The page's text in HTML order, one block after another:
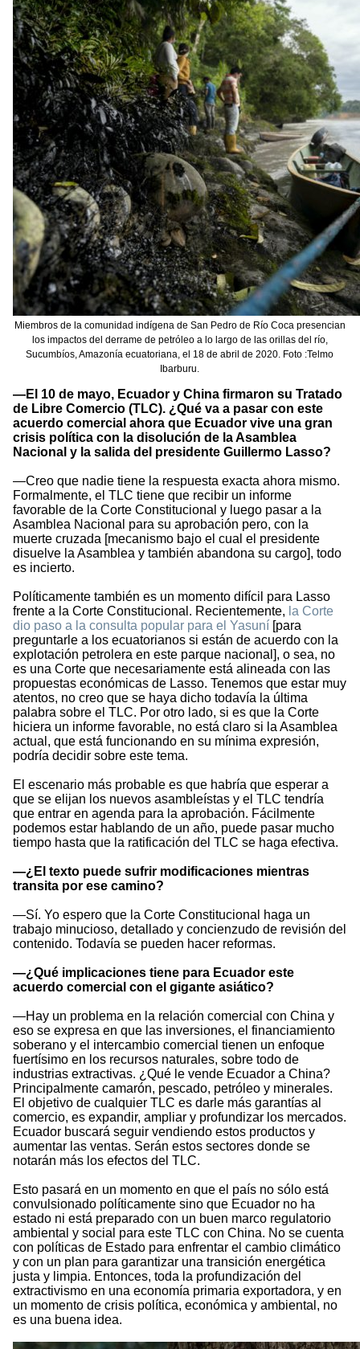
Miembros de la comunidad indígena de San Pedro de Río Coca presencian
los impactos del derrame de petróleo a lo largo de las orillas del río,
Sucumbíos, Amazonía ecuatoriana, el 18 de abril de 2020. Foto :Telmo
Ibarburu.
—El 10 de mayo, Ecuador y China firmaron su Tratado
de Libre Comercio (TLC). ¿Qué va a pasar con este
acuerdo comercial ahora que Ecuador vive una gran
crisis política con la disolución de la Asamblea
Nacional y la salida del presidente Guillermo Lasso?
—Creo que nadie tiene la respuesta exacta ahora mismo.
Formalmente, el TLC tiene que recibir un informe
favorable de la Corte Constitucional y luego pasar a la
Asamblea Nacional para su aprobación pero, con la
muerte cruzada [mecanismo bajo el cual el presidente
disuelve la Asamblea y también abandona su cargo], todo
es incierto.
Políticamente también es un momento difícil para Lasso
frente a la Corte Constitucional. Recientemente, la Corte
dio paso a la consulta popular para el Yasuní [para
preguntarle a los ecuatorianos si están de acuerdo con la
explotación petrolera en este parque nacional], o sea, no
es una Corte que necesariamente está alineada con las
propuestas económicas de Lasso. Tenemos que estar muy
atentos, no creo que se haya dicho todavía la última
palabra sobre el TLC. Por otro lado, si es que la Corte
hiciera un informe favorable, no está claro si la Asamblea
actual, que está funcionando en su mínima expresión,
podría decidir sobre este tema.
El escenario más probable es que habría que esperar a
que se elijan los nuevos asambleístas y el TLC tendría
que entrar en agenda para la aprobación. Fácilmente
podemos estar hablando de un año, puede pasar mucho
tiempo hasta que la ratificación del TLC se haga efectiva.
—¿El texto puede sufrir modificaciones mientras
transita por ese camino?
—Sí. Yo espero que la Corte Constitucional haga un
trabajo minucioso, detallado y concienzudo de revisión del
contenido. Todavía se pueden hacer reformas.
—¿Qué implicaciones tiene para Ecuador este
acuerdo comercial con el gigante asiático?
—Hay un problema en la relación comercial con China y
eso se expresa en que las inversiones, el financiamiento
soberano y el intercambio comercial tienen un enfoque
fuertísimo en los recursos naturales, sobre todo de
industrias extractivas. ¿Qué le vende Ecuador a China?
Principalmente camarón, pescado, petróleo y minerales.
El objetivo de cualquier TLC es darle más garantías al
comercio, es expandir, ampliar y profundizar los mercados.
Ecuador buscará seguir vendiendo estos productos y
aumentar las ventas. Serán estos sectores donde se
notarán más los efectos del TLC.
Esto pasará en un momento en que el país no sólo está
convulsionado políticamente sino que Ecuador no ha
estado ni está preparado con un buen marco regulatorio
ambiental y social para este TLC con China. No se cuenta
con políticas de Estado para enfrentar el cambio climático
y con un plan para garantizar una transición energética
justa y limpia. Entonces, toda la profundización del
extractivismo en una economía primaria exportadora, y en
un momento de crisis política, económica y ambiental, no
es una buena idea.